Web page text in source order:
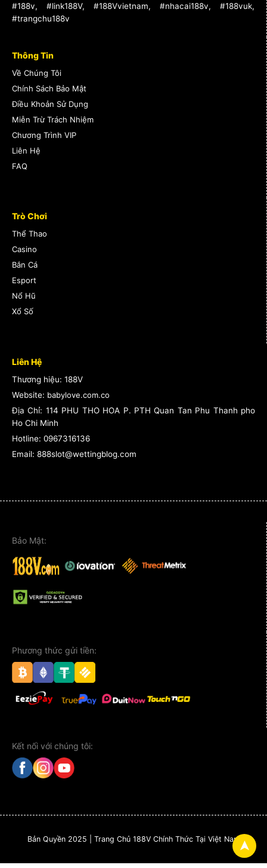
➤
#188v, #link188V, #188Vvietnam, #nhacai188v, #188vuk,
#trangchu188v
Thông Tin
Về Chúng Tôi
Chính Sách Bảo Mật
Điều Khoản Sử Dụng
Miễn Trừ Trách Nhiệm
Chương Trình VIP
Liên Hệ
FAQ
Trò Chơi
Thể Thao
Casino
Bắn Cá
Esport
Nổ Hũ
Xổ Số
Liên Hệ
Thương hiệu: 188V
Website: babylove.com.co
Địa Chỉ: 114 PHU THO HOA P. PTH Quan Tan Phu Thanh pho
Ho Chi Minh
Hotline: 0967316136
Email: 888slot@wettingblog.com
Bảo Mật:
Phương thức gửi tiền:
Kết nối với chúng tôi:
Bản Quyền 2025 | Trang Chủ 188V Chính Thức Tại Việt Nam